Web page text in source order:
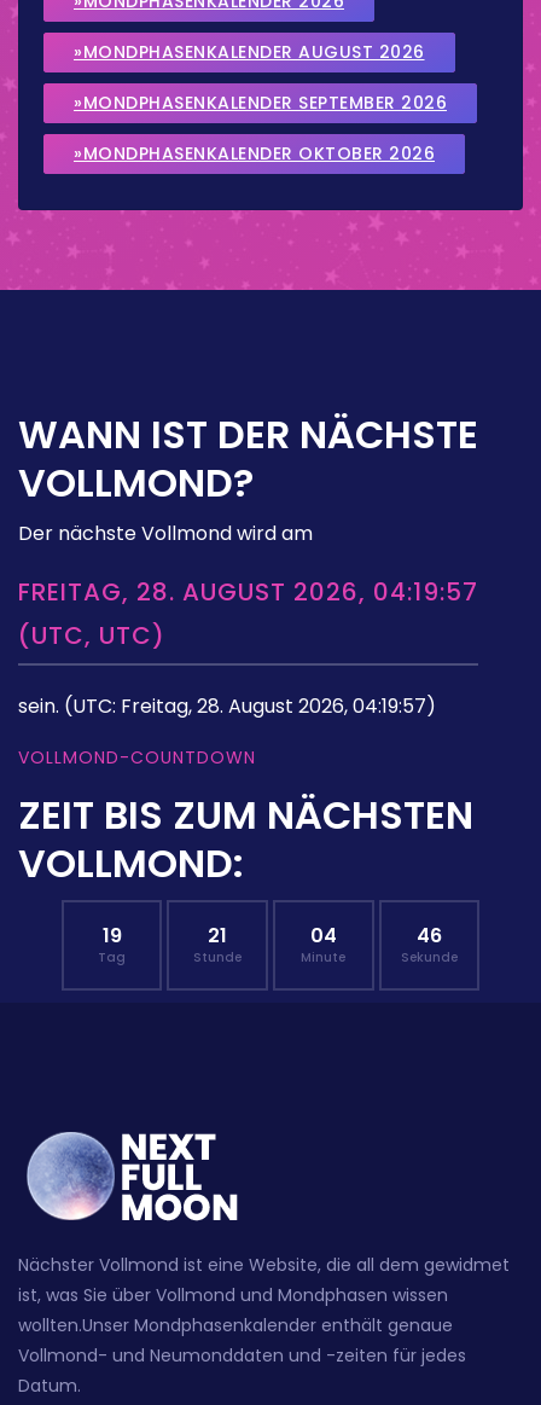
»MONDPHASENKALENDER AUGUST 2026
»MONDPHASENKALENDER SEPTEMBER 2026
»MONDPHASENKALENDER OKTOBER 2026
WANN IST DER NÄCHSTE
VOLLMOND?
Der nächste Vollmond wird am
FREITAG, 28. AUGUST 2026, 04:19:57
(UTC, UTC)
sein. (UTC: Freitag, 28. August 2026, 04:19:57)
VOLLMOND-COUNTDOWN
ZEIT BIS ZUM NÄCHSTEN
VOLLMOND:
19
Tag
21
Stunde
04
Minute
45
Sekunde
Nächster Vollmond ist eine Website, die all dem gewidmet
ist, was Sie über Vollmond und Mondphasen wissen
wollten.Unser Mondphasenkalender enthält genaue
Vollmond- und Neumonddaten und -zeiten für jedes
Datum.